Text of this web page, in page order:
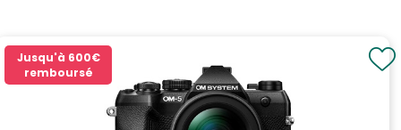
Jusqu'à 600€
remboursé